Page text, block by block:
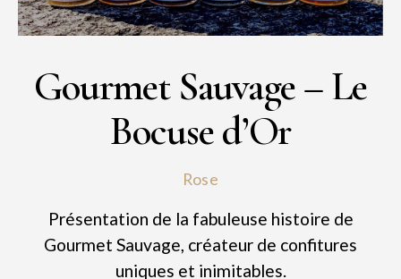
Gourmet Sauvage – Le
Bocuse d’Or
Rose
Présentation de la fabuleuse histoire de
Gourmet Sauvage, créateur de confitures
uniques et inimitables.